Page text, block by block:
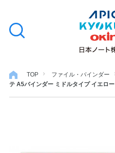
文
キ
ッ
検
る
ノート・メモ
TOP ファイル・バインダー
テ A5バインダー ミドルタイプ イエロー